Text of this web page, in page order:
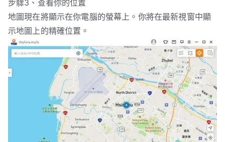
步驟3、查看你的位置
地圖現在將顯示在你電腦的螢幕上。你將在最新視窗中顯
示地圖上的精確位置。